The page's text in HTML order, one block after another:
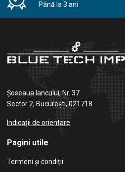
Până la 3 ani
Șoseaua Iancului, Nr. 37
Sector 2, București, 021718
Indicații de orientare
Pagini utile
Termeni și condiții